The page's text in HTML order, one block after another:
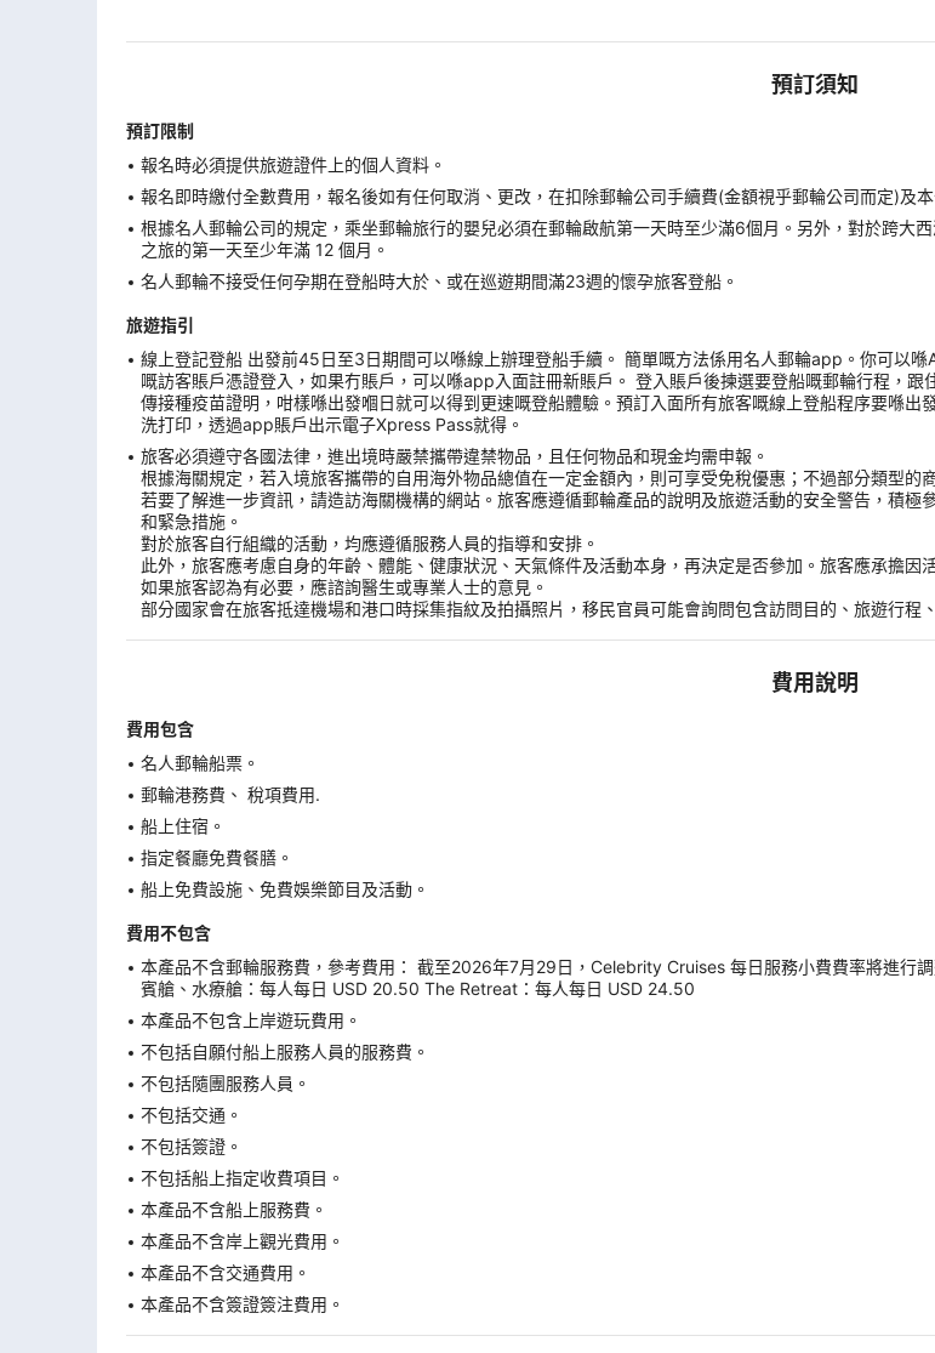
預訂須知
預訂限制
報名時必須提供旅遊證件上的個人資料。
報名即時繳付全數費用，報名後如有任何取消、更改，在扣除郵輪公司手續費(金額視乎郵輪公司而定)及
根據名人郵輪公司的規定，乘坐郵輪旅行的嬰兒必須在郵輪啟航第一天時至少滿6個月。另外，對於跨大
之旅的第一天至少年滿 12 個月。
名人郵輪不接受任何孕期在登船時大於、或在巡遊期間滿23週的懷孕旅客登船。
旅遊指引
線上登記登船 出發前45日至3日期間可以喺線上辦理登船手續。 簡單嘅方法係用名人郵輪app。你可以
嘅訪客賬戶憑證登入，如果冇賬戶，可以喺app入面註冊新賬戶。 登入賬戶後揀選要登船嘅郵輪行程，
傳接種疫苗證明，咁樣喺出發嗰日就可以得到更速嘅登船體驗。預訂入面所有旅客嘅線上登船程序要喺
洗打印，透過app賬戶出示電子Xpress Pass就得。
旅客必須遵守各國法律，進出境時嚴禁攜帶違禁物品，且任何物品和現金均需申報。
根據海關規定，若入境旅客攜帶的自用海外物品總值在一定金額內，則可享受免稅優惠；不過部分類型的
若要了解進一步資訊，請造訪海關機構的網站。旅客應遵循郵輪產品的說明及旅遊活動的安全警告，積
和緊急措施。
對於旅客自行組織的活動，均應遵循服務人員的指導和安排。
此外，旅客應考慮自身的年齡、體能、健康狀況、天氣條件及活動本身，再決定是否參加。旅客應承擔因
如果旅客認為有必要，應諮詢醫生或專業人士的意見。
部分國家會在旅客抵達機場和港口時採集指紋及拍攝照片，移民官員可能會詢問包含訪問目的、旅遊行程
費用說明
費用包含
名人郵輪船票。
郵輪港務費、 稅項費用.
船上住宿。
指定餐廳免費餐膳。
船上免費設施、免費娛樂節目及活動。
費用不包含
本產品不含郵輪服務費，參考費用： 截至2026年7月29日，Celebrity Cruises 每日服務小費費率將進行
賓艙、水療艙：每人每日 USD 20.50 The Retreat：每人每日 USD 24.50
本產品不包含上岸遊玩費用。
不包括自願付船上服務人員的服務費。
不包括隨團服務人員。
不包括交通。
不包括簽證。
不包括船上指定收費項目。
本產品不含船上服務費。
本產品不含岸上觀光費用。
本產品不含交通費用。
本產品不含簽證簽注費用。